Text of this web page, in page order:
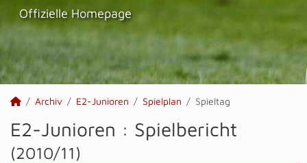
Offizielle Homepage
Archiv E2-Junioren Spielplan Spieltag
E2-Junioren : Spielbericht
(2010/11)